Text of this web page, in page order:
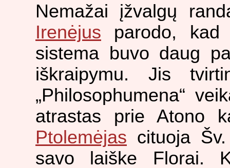
Nemažai įžvalgų
Irenėjus parodo,
sistema buvo daug
iškraipymu. Jis
„Philosophumena“
atrastas prie Atono
Ptolemėjas cituoja
savo laiške Florai.